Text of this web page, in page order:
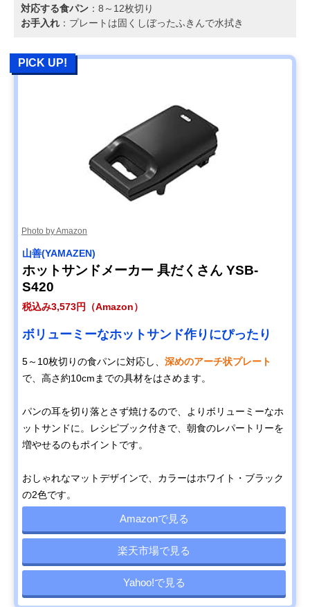
対応する食パン ：8～12枚切り
お手入れ ：プレートは固くしぼったふきんで水拭き
PICK UP!
Photo by Amazon
山善(YAMAZEN)
ホットサンドメーカー 具だくさん YSB-
S420
税込み3,573円（Amazon）
ボリューミーなホットサンド作りにぴったり
5～10枚切りの食パンに対応し、 深めのアーチ状プレート
で、高さ約10cmまでの具材をはさめます。
パンの耳を切り落とさず焼けるので、よりボリューミーなホ
ットサンドに。レシピブック付きで、朝食のレパートリーを
増やせるのもポイントです。
おしゃれなマットデザインで、カラーはホワイト・ブラック
の2色です。
Amazonで見る
楽天市場で見る
Yahoo!で見る